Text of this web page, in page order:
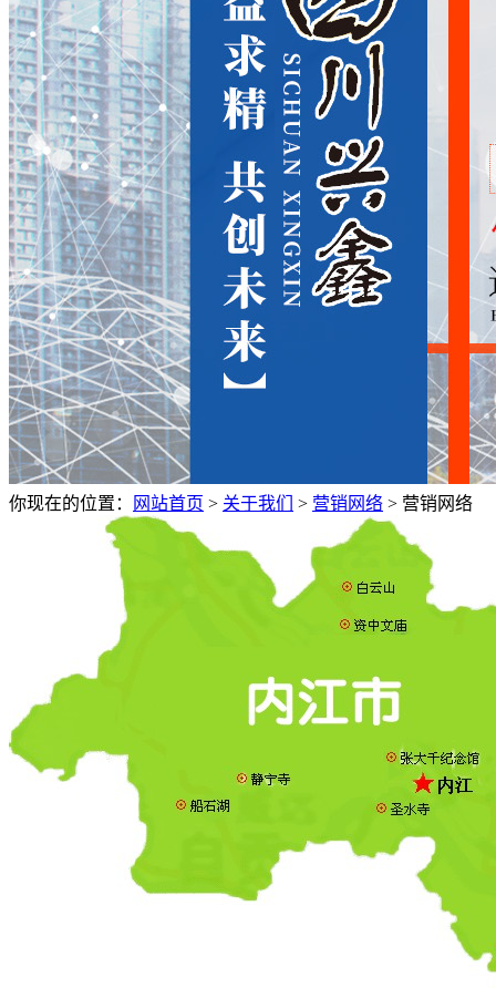
你现在的位置： 网站首页 > 关于我们 > 营销网络 > 营销网络